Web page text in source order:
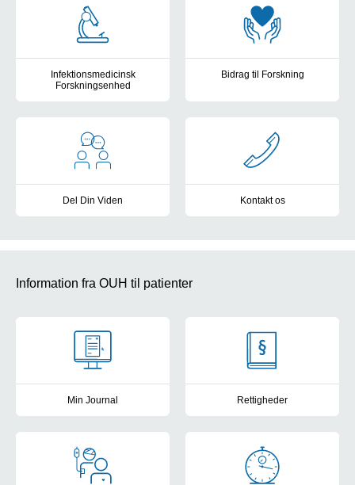
Infektionsmedicinsk
Forskningsenhed
Bidrag til Forskning
Del Din Viden Kontakt os
Information fra OUH til patienter
Min Journal Rettigheder